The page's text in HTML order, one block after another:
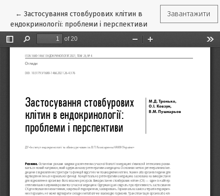
←Повернутися до подробиць статті
Застосування стовбурових клітин в
ендокринології: проблеми і перспективи
Завантажити